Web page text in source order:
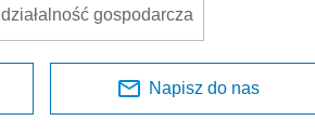
działalność gospodarcza
Napisz do nas